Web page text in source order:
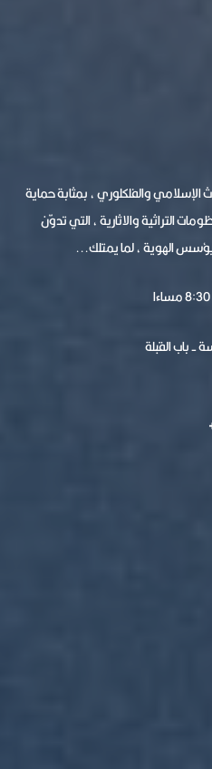
الإسلامي والفلكلوري ، بمثابة حماية
التراثية والاثارية ، التي تدوّن
الهوية ، لما يمتلك...
- باب القبلة